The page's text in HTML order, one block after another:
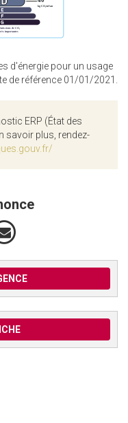
d'énergie pour un usage
de référence 01/01/2021.
ERP (État des
savoir plus, rendez-